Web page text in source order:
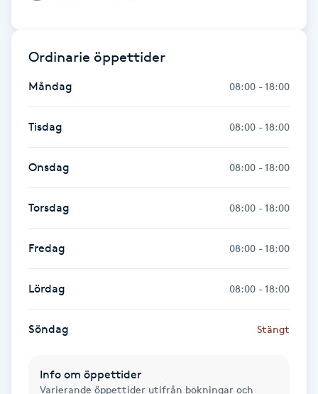
Fransk manikyr
Frekvensterapi
Friskvård
Friskvårdsmassage
Frisör
Funktionsanalys
Färgning
Ordinarie öppettider
Måndag 08:00 - 18:00
Tisdag 08:00 - 18:00
Onsdag 08:00 - 18:00
Torsdag 08:00 - 18:00
Fredag 08:00 - 18:00
Lördag 08:00 - 18:00
Söndag Stängt
Info om öppettider
Varierande öppettider utifrån bokningar och